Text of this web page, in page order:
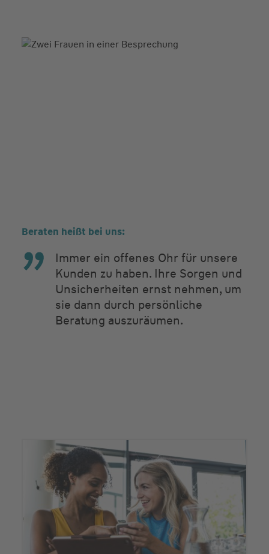
Beraten heißt bei uns:
Immer ein offenes Ohr für unsere
Kunden zu haben. Ihre Sorgen und
Unsicherheiten ernst nehmen, um
sie dann durch persönliche
Beratung auszuräumen.